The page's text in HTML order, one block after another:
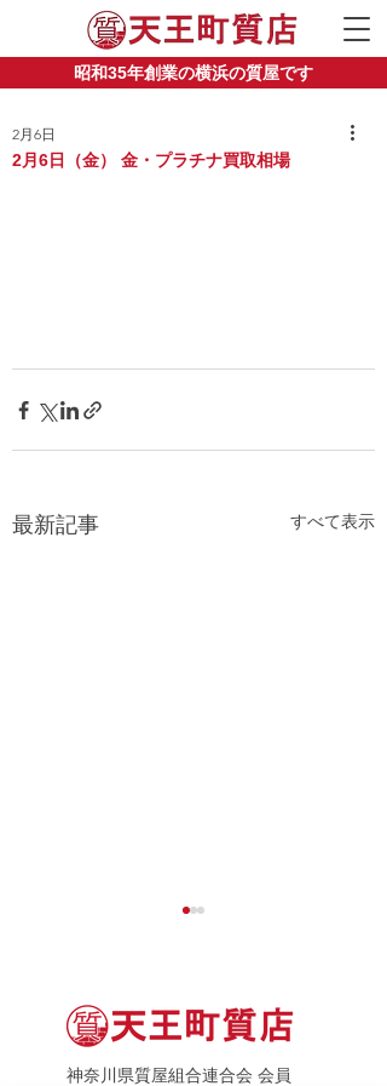
昭和35年創業の横浜の質屋です
2月6日（金） 金・プラチナ買取相場
2月6日
最新記事 すべて表示
神奈川県質屋組合連合会 会員